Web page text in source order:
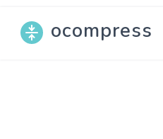
ocompress